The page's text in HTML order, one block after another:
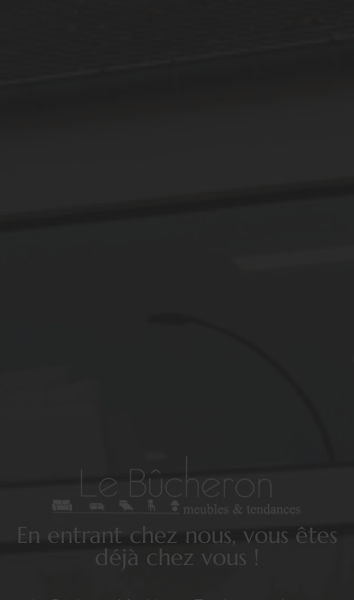
En entrant chez nous, vous êtes
déjà chez vous !